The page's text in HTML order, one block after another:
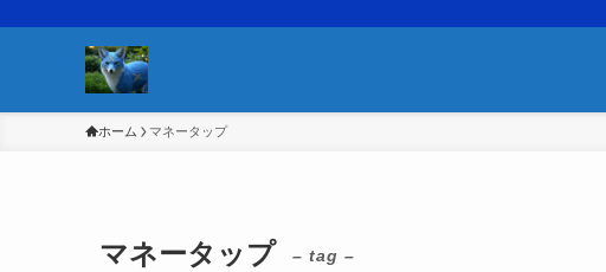
ホーム マネータップ
マネータップ – tag –